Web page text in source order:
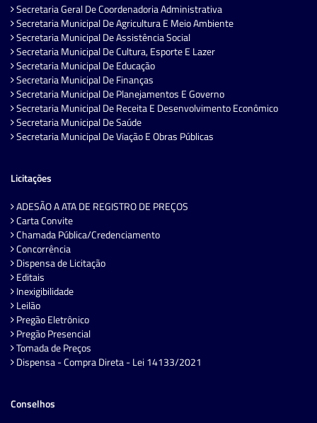
Secretaria Geral De Coordenadoria Administrativa
Secretaria Municipal De Agricultura E Meio Ambiente
Secretaria Municipal De Assistência Social
Secretaria Municipal De Cultura, Esporte E Lazer
Secretaria Municipal De Educação
Secretaria Municipal De Finanças
Secretaria Municipal De Planejamentos E Governo
Secretaria Municipal De Receita E Desenvolvimento Econômico
Secretaria Municipal De Saúde
Secretaria Municipal De Viação E Obras Públicas
Licitações
ADESÃO A ATA DE REGISTRO DE PREÇOS
Carta Convite
Chamada Pública/Credenciamento
Concorrência
Dispensa de Licitação
Editais
Inexigibilidade
Leilão
Pregão Eletrônico
Pregão Presencial
Tomada de Preços
Dispensa - Compra Direta - Lei 14133/2021
Conselhos